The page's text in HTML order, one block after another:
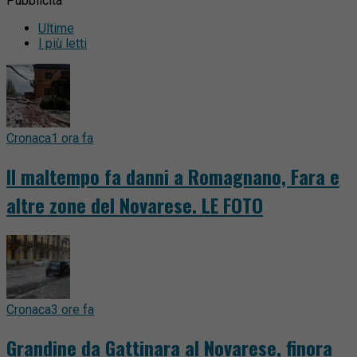
Ultime
I più letti
Cronaca1 ora fa
Il maltempo fa danni a Romagnano, Fara e
altre zone del Novarese. LE FOTO
Cronaca3 ore fa
Grandine da Gattinara al Novarese, finora